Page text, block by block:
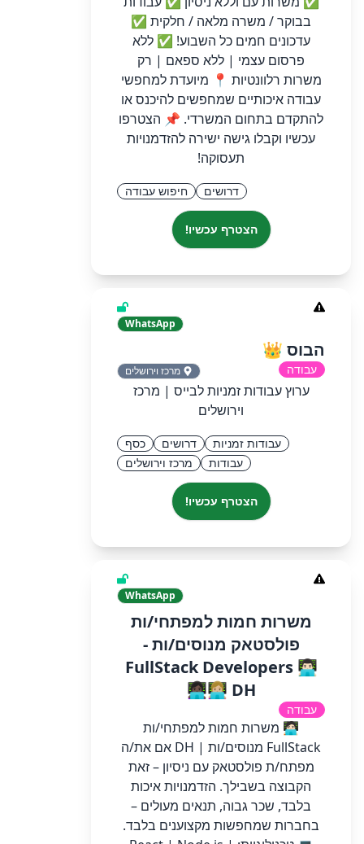
בבוקר / משרה מלאה / חלקית ✅
עדכונים חמים כל השבוע! ✅ ללא
פרסום עצמי | ללא ספאם | רק
משרות רלוונטיות 📍 מיועדת למחפשי
עבודה איכותיים שמחפשים להיכנס או
להתקדם בתחום המשרדי. 📌 הצטרפו
עכשיו וקבלו גישה ישירה להזדמנויות
תעסוקה!
דרושים חיפוש עבודה
הצטרף עכשיו!
WhatsApp
הבוס 👑
עבודה מרכז וירושלים
ערוץ עבודות זמניות לבייס | מרכז
וירושלים
עבודות זמניות דרושים
כסף
עבודות
מרכז וירושלים
הצטרף עכשיו!
WhatsApp
משרות חמות למפתחי/ות
פולסטאק מנוסים/ות -
FullStack Developers 👨🏻‍💻
👩🏿‍💻👩🏼‍💻 DH
עבודה
🧑🏻‍💻 משרות חמות למפתחי/ות
FullStack מנוסים/ות | DH אם את/ה
מפתח/ת פולסטאק עם ניסיון – זאת
הקבוצה בשבילך. הזדמנויות איכות
בלבד, שכר גבוה, תנאים מעולים –
בחברות שמחפשות מקצוענים בלבד.